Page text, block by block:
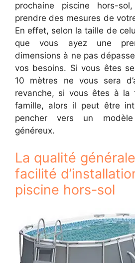
prochaine piscine hors-
prendre des mesures de
En effet, selon la taille de
que vous ayez une
dimensions à ne pas
vos besoins. Si vous êtes
10 mètres ne vous sera
revanche, si vous êtes à la
famille, alors il peut être
pencher vers un
généreux.
La qualité
facilité
piscine hors-sol